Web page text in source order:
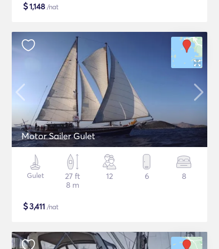
$1,148 /nat
Motor Sailer Gulet
Gulet
27 ft
8 m
12 6 8
$3,411 /nat